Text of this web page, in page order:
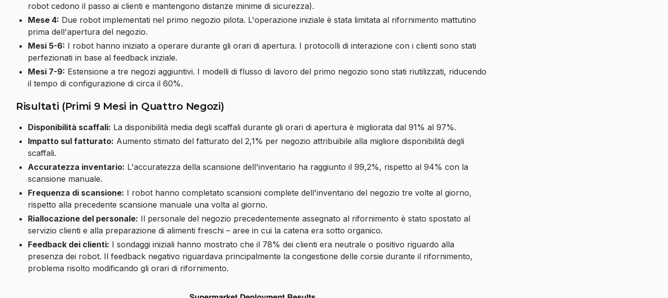
robot cedono il passo ai clienti e mantengono distanze minime di sicurezza).
Mese 4: Due robot implementati nel primo negozio pilota. L'operazione iniziale è stata limitata al rifornimento mattutino
prima dell'apertura del negozio.
Mesi 5-6: I robot hanno iniziato a operare durante gli orari di apertura. I protocolli di interazione con i clienti sono stati
perfezionati in base al feedback iniziale.
Mesi 7-9: Estensione a tre negozi aggiuntivi. I modelli di flusso di lavoro del primo negozio sono stati riutilizzati, riducendo
il tempo di configurazione di circa il 60%.
Risultati (Primi 9 Mesi in Quattro Negozi)
Disponibilità scaffali: La disponibilità media degli scaffali durante gli orari di apertura è migliorata dal 91% al 97%.
Impatto sul fatturato: Aumento stimato del fatturato del 2,1% per negozio attribuibile alla migliore disponibilità degli
scaffali.
Accuratezza inventario: L'accuratezza della scansione dell'inventario ha raggiunto il 99,2%, rispetto al 94% con la
scansione manuale.
Frequenza di scansione: I robot hanno completato scansioni complete dell'inventario del negozio tre volte al giorno,
rispetto alla precedente scansione manuale una volta al giorno.
Riallocazione del personale: Il personale del negozio precedentemente assegnato al rifornimento è stato spostato al
servizio clienti e alla preparazione di alimenti freschi – aree in cui la catena era sotto organico.
Feedback dei clienti: I sondaggi iniziali hanno mostrato che il 78% dei clienti era neutrale o positivo riguardo alla
presenza dei robot. Il feedback negativo riguardava principalmente la congestione delle corsie durante il rifornimento,
problema risolto modificando gli orari di rifornimento.